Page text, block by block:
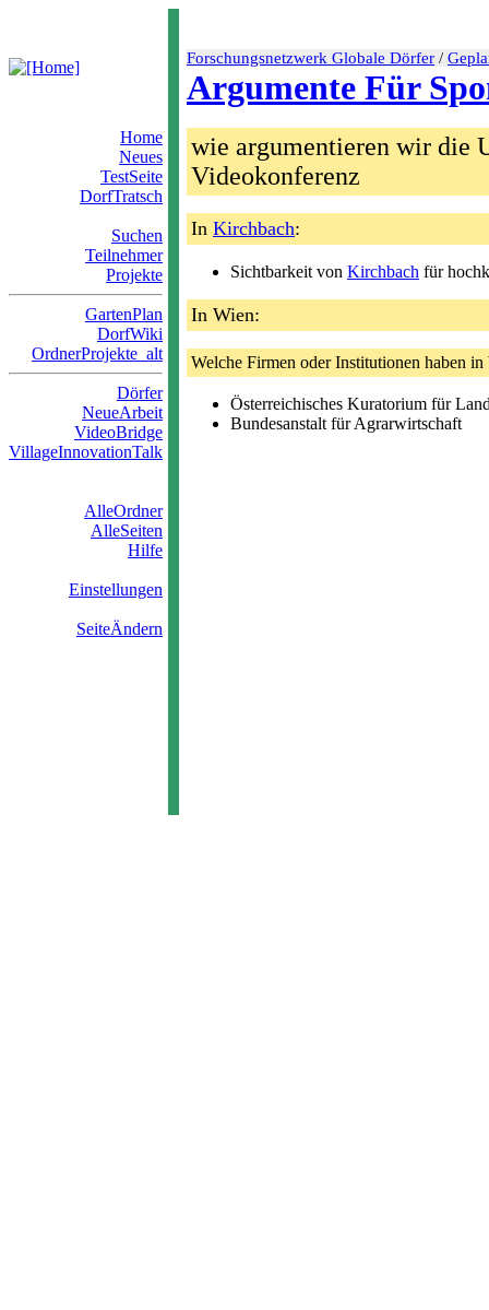
Forschungsnetzwerk Globale Dörfer /
Argumente Für
Home
Neues
TestSeite
DorfTratsch
Suchen
Teilnehmer
Projekte
GartenPlan
DorfWiki
OrdnerProjekte_alt
Dörfer
NeueArbeit
VideoBridge
VillageInnovationTalk
AlleOrdner
AlleSeiten
Hilfe
Einstellungen
SeiteÄndern
wie argumentieren wir die
Videokonferenz
In Kirchbach:
Sichtbarkeit von Kirchbach für
In Wien:
Welche Firmen oder Institutionen haben
Österreichisches Kuratorium für
Bundesanstalt für Agrarwirtschaft